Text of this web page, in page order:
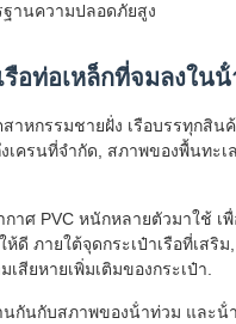
านความปลอดภัยสูง
อท่อเหล็กที่จมลงในน้ํ
หกรรมชายฝั่ง เรือบรรทุกสิน
งเครนที่จํากัด, สภาพของพื้นท
าศ PVC หนักหลายตัวมาใช้
ดี ภายใต้จุดกระเป๋าเรือที่เส
สียหายเพิ่มเติมของกระเป๋า.
นกันกับสภาพของน้ําท่วม และ